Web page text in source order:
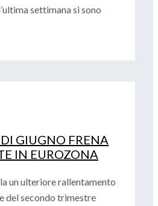
settimana si sono
GIUGNO FRENA
IN EUROZONA
un ulteriore rallentamento
del secondo trimestre